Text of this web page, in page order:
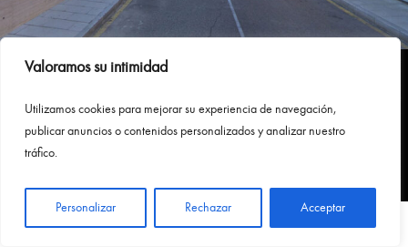
Valoramos su intimidad
Utilizamoscookies para mejorarsu experienciade navegación,
publicaranunciosocontenidos personalizadosyanalizar nuestro
tráfico.
Personalizar Rechazar Acceptar